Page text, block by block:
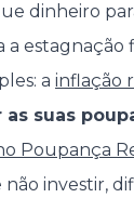
dinheiro
a estagnação
a inflação
as suas
Poupança
não investir,